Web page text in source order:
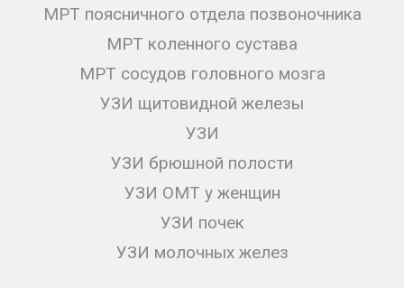
МРТ поясничного отдела позвоночника
МРТ коленного сустава
МРТ сосудов головного мозга
УЗИ щитовидной железы
УЗИ
УЗИ брюшной полости
УЗИ ОМТ у женщин
УЗИ почек
УЗИ молочных желез